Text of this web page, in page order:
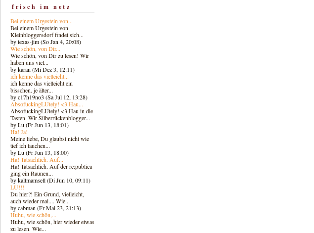
frisch im netz
Bei einem Urgestein von...
Bei einem Urgestein von
Kleinbloggersdorf findet sich...
by texas-jim (So Jan 4, 20:08)
Wie schön, von Dir...
Wie schön, von Dir zu lesen! Wir
haben uns viel...
by karan (Mi Dez 3, 12:11)
ich kenne das vielleicht...
ich kenne das vielleicht ein
bisschen. je älter...
by c17h19no3 (Sa Jul 12, 13:28)
AbsofuckingLUtely! <3 Hau...
AbsofuckingLUtely! <3 Hau in die
Tasten. Wir Silberrückenblogger...
by Lu (Fr Jun 13, 18:01)
Ha! Ja!
Meine liebe, Du glaubst nicht wie
tief ich tauchen...
by Lu (Fr Jun 13, 18:00)
Ha! Tatsächlich. Auf...
Ha! Tatsächlich. Auf der re:publica
ging ein Raunen...
by kaltmamsell (Di Jun 10, 09:11)
LU!!!
Du hier?! Ein Grund, vielleicht,
auch wieder mal.... Wie...
by cabman (Fr Mai 23, 21:13)
Huhu, wie schön,...
Huhu, wie schön, hier wieder etwas
zu lesen. Wie...